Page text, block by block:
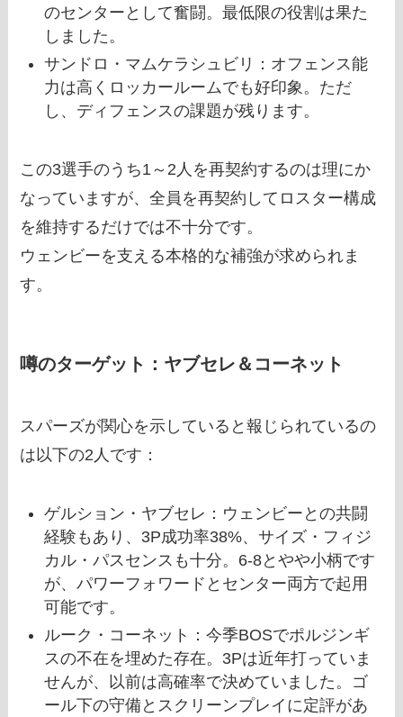
のセンターとして奮闘。最低限の役割は果た
しました。
サンドロ・マムケラシュビリ：オフェンス能
力は高くロッカールームでも好印象。ただ
し、ディフェンスの課題が残ります。
この3選手のうち1～2人を再契約するのは理にか
なっていますが、全員を再契約してロスター構成
を維持するだけでは不十分です。
ウェンビーを支える本格的な補強が求められま
す。
噂のターゲット：ヤブセレ＆コーネット
スパーズが関心を示していると報じられているの
は以下の2人です：
ゲルション・ヤブセレ：ウェンビーとの共闘
経験もあり、3P成功率38%、サイズ・フィジ
カル・パスセンスも十分。6-8とやや小柄です
が、パワーフォワードとセンター両方で起用
可能です。
ルーク・コーネット：今季BOSでポルジンギ
スの不在を埋めた存在。3Pは近年打っていま
せんが、以前は高確率で決めていました。ゴ
ール下の守備とスクリーンプレイに定評があ